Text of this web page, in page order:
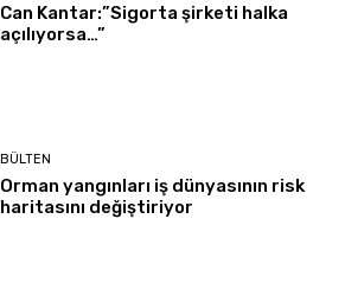
Can Kantar:”Sigorta şirketi halka
açılıyorsa…”
BÜLTEN
Orman yangınları iş dünyasının risk
haritasını değiştiriyor